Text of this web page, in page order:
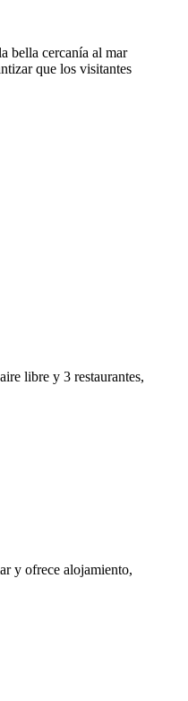
bella cercanía al mar
que los visitantes
libre y 3 restaurantes,
y ofrece alojamiento,